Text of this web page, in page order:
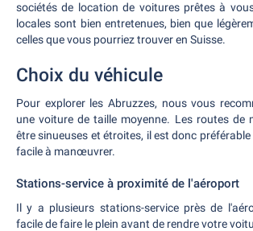
sociétés de location de voitures prêtes à
locales sont bien entretenues, bien que
celles que vous pourriez trouver en Suisse.
Choix du véhicule
Pour explorer les Abruzzes, nous vous
une voiture de taille moyenne. Les routes de
être sinueuses et étroites, il est donc
facile à manœuvrer.
Stations-service à proximité de l'aéroport
Il y a plusieurs stations-service près de
facile de faire le plein avant de rendre votre